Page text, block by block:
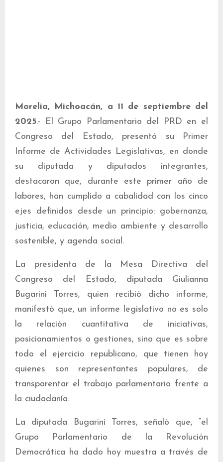
Morelia, Michoacán, a 11 de septiembre del
2025.- El Grupo Parlamentario del PRD en el
Congreso del Estado, presentó su Primer
Informe de Actividades Legislativas, en donde
su diputada y diputados integrantes,
destacaron que, durante este primer año de
labores, han cumplido a cabalidad con los cinco
ejes definidos desde un principio: gobernanza,
justicia, educación, medio ambiente y desarrollo
sostenible, y agenda social.
La presidenta de la Mesa Directiva del
Congreso del Estado, diputada Giulianna
Bugarini Torres, quien recibió dicho informe,
manifestó que, un informe legislativo no es solo
la relación cuantitativa de iniciativas,
posicionamientos o gestiones, sino que es sobre
todo el ejercicio republicano, que tienen hoy
quienes son representantes populares, de
transparentar el trabajo parlamentario frente a
la ciudadanía.
La diputada Bugarini Torres, señaló que, “el
Grupo Parlamentario de la Revolución
Democrática ha dado hoy muestra a través de